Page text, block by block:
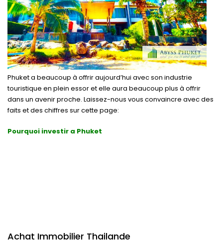
Phuket a beaucoup à offrir aujourd’hui avec son industrie
touristique en plein essor et elle aura beaucoup plus à offrir
dans un avenir proche. Laissez-nous vous convaincre avec des
faits et des chiffres sur cette page:
Pourquoi investir a Phuket
Achat Immobilier Thailande